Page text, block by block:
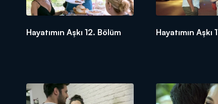
Hayatımın Aşkı 12. Bölüm Hayatımın Aşkı